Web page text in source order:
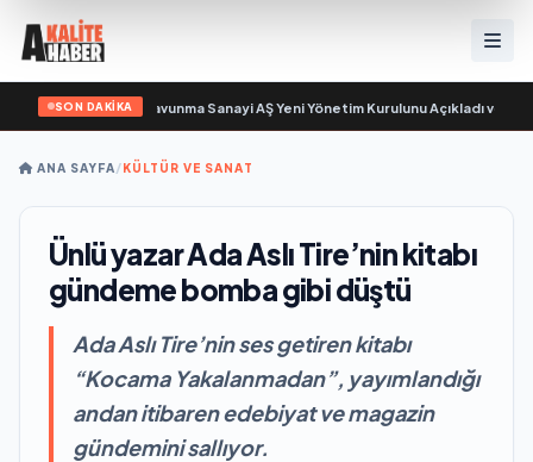
SON DAKİKA
Açıkgöz Savunma Sanayi AŞ Yeni Yönetim Kurulunu Açıkladı ve
ANA SAYFA/KÜLTÜR VE SANAT
Ünlü yazar Ada Aslı Tire’nin kitabı
gündeme bomba gibi düştü
Ada Aslı Tire’nin ses getiren kitabı
“Kocama Yakalanmadan”, yayımlandığı
andan itibaren edebiyat ve magazin
gündemini sallıyor.